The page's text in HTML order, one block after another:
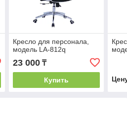
Кресло для персонала,
модель LA-812q
23 000₸
Купить